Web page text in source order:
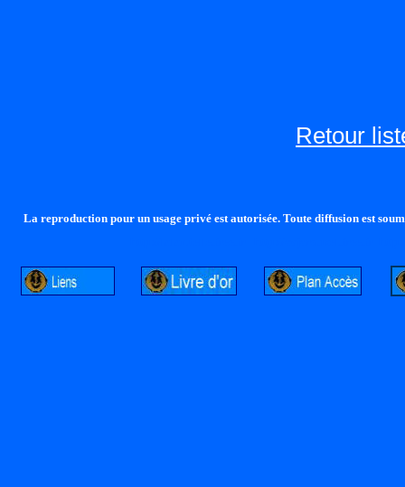
Retour
La reproduction pour un usage privé est autorisée. Toute diffusion est